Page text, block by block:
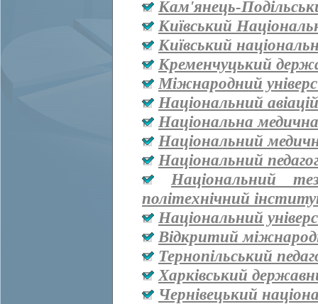
Кам'янець-
Київський
Київський
Кременчуцький
Міжнародний
Національний
Національна медична
Національний
Національний
Національний
політехнічний
Національний
Відкритий
Тернопільський
Харківський
Чернівецький